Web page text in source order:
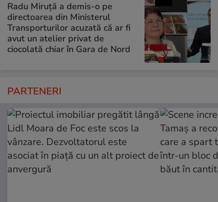
Radu Miruță a demis-o pe
directoarea din Ministerul
Transporturilor acuzată că ar fi
avut un atelier privat de
ciocolată chiar în Gara de Nord
PARTENERI